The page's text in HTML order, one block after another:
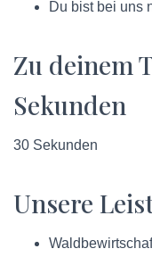
Du bist bei uns
Zu deinem
Sekunden
30 Sekunden
Unsere